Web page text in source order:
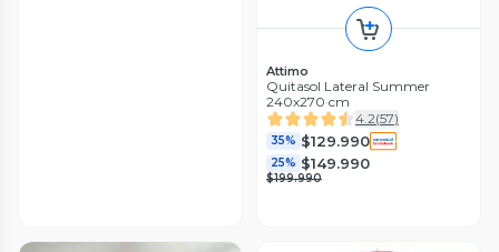
Attimo
Quitasol Lateral Summer
240x270 cm
4.2(57)
35% $129.990
25% $149.990
$199.990